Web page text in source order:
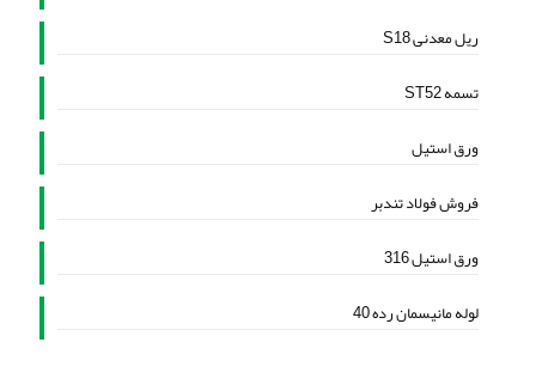
ریل معدنی S18
تسمه ST52
ورق استیل
فروش فولاد تندبر
ورق استیل 316
لوله مانیسمان رده 40